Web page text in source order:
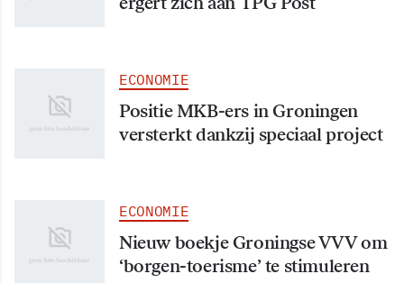
ECONOMIE
Positie MKB-ers in Groningen
versterkt dankzij speciaal project
ECONOMIE
Nieuw boekje Groningse VVV om
‘borgen-toerisme’ te stimuleren